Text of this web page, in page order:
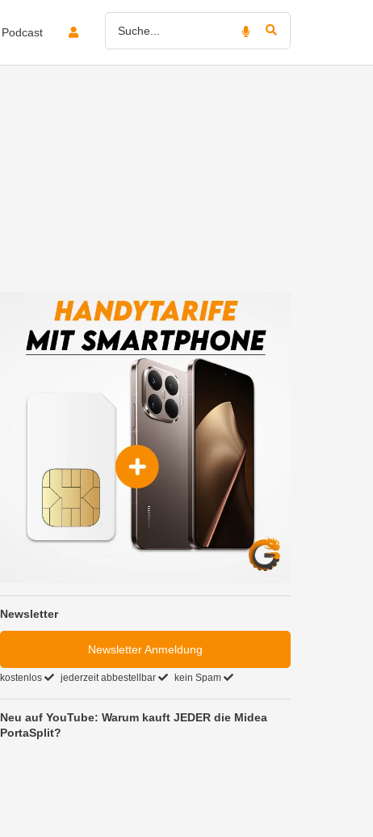
Podcast
Newsletter
Newsletter Anmeldung
kostenlos jederzeit abbestellbar kein Spam
Neu auf YouTube: Warum kauft JEDER die Midea
PortaSplit?